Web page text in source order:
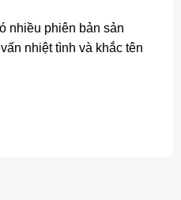
nhiều phiên bản sản
nhiệt tình và khắc tên